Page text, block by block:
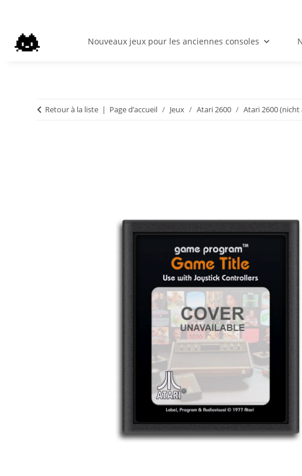
Nouveaux jeux pour les anciennes consoles
Retour à la liste Page d’accueil Jeux Atari 2600 Atari 2600 (nicht